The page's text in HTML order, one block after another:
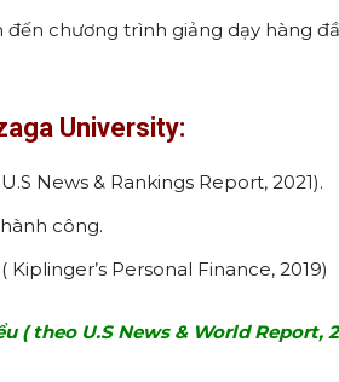
đến chương trình giảng dạy hàng
University:
News & Rankings Report, 2021).
công.
Personal Finance, 2019)
( theo U.S News & World Report,